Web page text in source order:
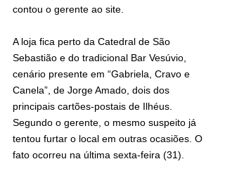
contou o gerente ao site.
A loja fica perto da Catedral de São
Sebastião e do tradicional Bar Vesúvio,
cenário presente em “Gabriela, Cravo e
Canela”, de Jorge Amado, dois dos
principais cartões-postais de Ilhéus.
Segundo o gerente, o mesmo suspeito já
tentou furtar o local em outras ocasiões. O
fato ocorreu na última sexta-feira (31).